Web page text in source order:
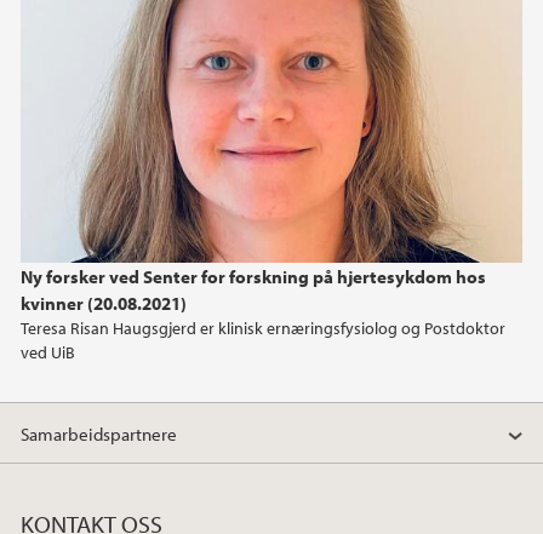
Ny forsker ved Senter for forskning på hjertesykdom hos
kvinner (20.08.2021)
Teresa Risan Haugsgjerd er klinisk ernæringsfysiolog og Postdoktor
ved UiB
Samarbeidspartnere
KONTAKT OSS